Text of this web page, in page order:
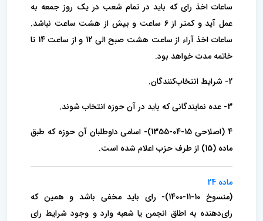
ساعات اخذ رای که باید در تمام شعب در یک روز جمعه به
عمل آید و کمتر از 6 ساعت و بیش از هشت‌ ساعت نباشد.
ساعات اخذ آراء از ساعت هشت صبح الی 12 و از ساعت 14 تا
خاتمه مدت خواهد بود.
2- شرایط انتخاب‌کنندگان.
3- عده نمایندگانی که باید در آن حوزه انتخاب شوند.
4 (اصلاحی 15-04-1355)- اسامی داوطلبان آن حوزه که طبق
ماده (15) از طرف حزب اعلام شده است.
ماده 24
(منسوخ 10-11-1400)- رای باید مخفی باشد و همین که
رای‌دهنده به اطاق انجمن یا شعبه وارد و وجود شرایط رای